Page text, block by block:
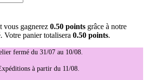
vous gagnerez 0.50 points grâce à notre
Votre panier totalisera 0.50 points.
fermé du 31/07 au 10/08.
à partir du 11/08.